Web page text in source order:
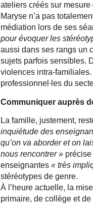
ateliers créés sur mesure
Maryse n’a pas
médiation lors de ses
pour évoquer les
aussi dans ses rangs un
sujets parfois sensibles.
violences intra-familiales.
professionnel∙les du
Communiquer auprès
La famille, justement,
inquiétude des
qu’on va aborder et on
nous rencontrer »
enseignantes « très
stéréotypes de genre.
À l’heure actuelle, la
primaire, de collège et